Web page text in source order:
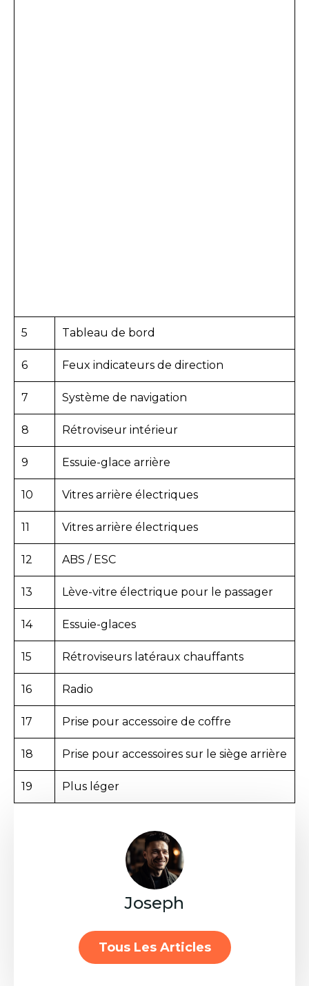
5 Tableau de bord
6 Feux indicateurs de direction
7 Système de navigation
8 Rétroviseur intérieur
9 Essuie-glace arrière
10 Vitres arrière électriques
11 Vitres arrière électriques
12 ABS / ESC
13 Lève-vitre électrique pour le passager
14 Essuie-glaces
15 Rétroviseurs latéraux chauffants
16 Radio
17 Prise pour accessoire de coffre
18 Prise pour accessoires sur le siège arrière
19 Plus léger
Joseph
Tous Les Articles